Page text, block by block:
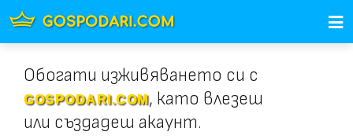
Обогати изживяването си с
GOSPODARI.COM, като влезеш
или създадеш акаунт.